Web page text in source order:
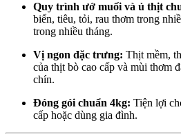
Quy trình ướ muối và ủ thịt
biển, tiêu, tỏi, rau thơm trong
trong nhiều tháng.
Vị ngon đặc trưng: Thịt mềm,
của thịt bò cao cấp và mùi thơm
chín.
Đóng gói chuẩn 4kg: Tiện lợi
cấp hoặc dùng gia đình.